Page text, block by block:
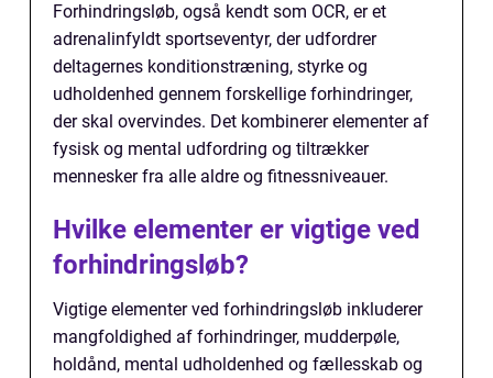
Forhindringsløb, også kendt som OCR, er et
adrenalinfyldt sportseventyr, der udfordrer
deltagernes konditionstræning, styrke og
udholdenhed gennem forskellige forhindringer,
der skal overvindes. Det kombinerer elementer af
fysisk og mental udfordring og tiltrækker
mennesker fra alle aldre og fitnessniveauer.
Hvilke elementer er vigtige ved
forhindringsløb?
Vigtige elementer ved forhindringsløb inkluderer
mangfoldighed af forhindringer, mudderpøle,
holdånd, mental udholdenhed og fællesskab og